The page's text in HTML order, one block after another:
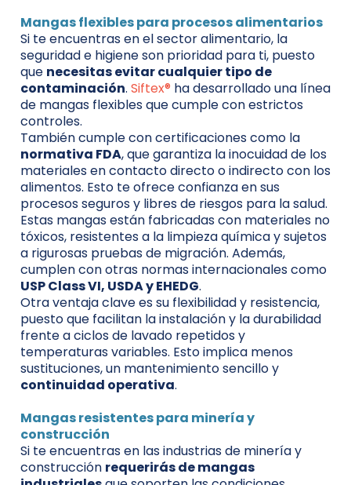
Mangas flexibles para procesos alimentarios
Si te encuentras en el sector alimentario, la
seguridad e higiene son prioridad para ti, puesto
que necesitas evitar cualquier tipo de
contaminación. Siftex® ha desarrollado una línea
de mangas flexibles que cumple con estrictos
controles.
También cumple con certificaciones como la
normativa FDA, que garantiza la inocuidad de los
materiales en contacto directo o indirecto con los
alimentos. Esto te ofrece confianza en sus
procesos seguros y libres de riesgos para la salud.
Estas mangas están fabricadas con materiales no
tóxicos, resistentes a la limpieza química y sujetos
a rigurosas pruebas de migración. Además,
cumplen con otras normas internacionales como
USP Class VI, USDA y EHEDG.
Otra ventaja clave es su flexibilidad y resistencia,
puesto que facilitan la instalación y la durabilidad
frente a ciclos de lavado repetidos y
temperaturas variables. Esto implica menos
sustituciones, un mantenimiento sencillo y
continuidad operativa.
Mangas resistentes para minería y
construcción
Si te encuentras en las industrias de minería y
construcción requerirás de mangas